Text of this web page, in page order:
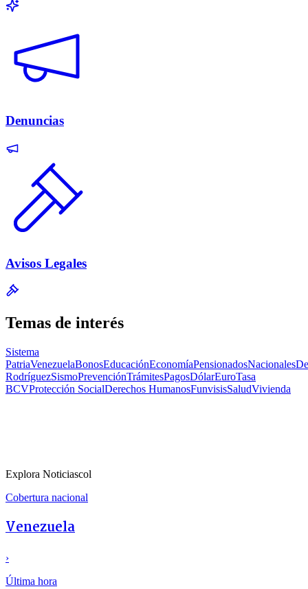
Denuncias
Avisos Legales
Temas de interés
Sistema
PatriaVenezuelaBonosEducaciónEconomíaPensionadosNacionales
RodríguezSismoPrevenciónTrámitesPagosDólarEuroTasa
BCVProtección SocialDerechos HumanosFunvisisSaludVivienda
Explora Noticiascol
Cobertura nacional
Venezuela
›
Última hora